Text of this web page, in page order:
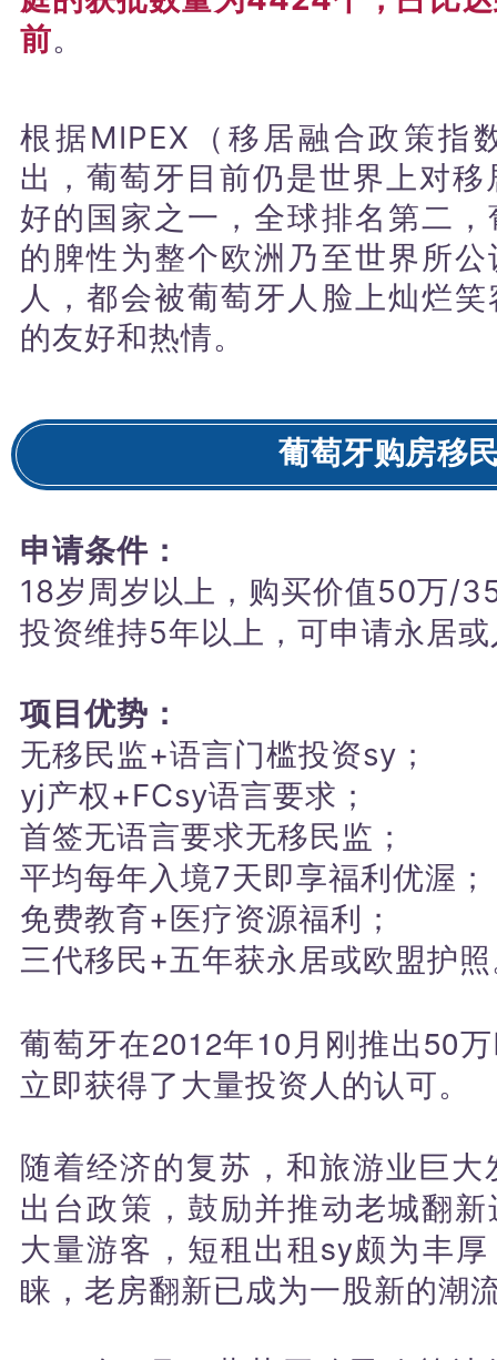
前。
根据MIPEX（移居融合政策指
出，葡萄牙目前仍是世界上对
好的国家之一，全球排名第二
的脾性为整个欧洲乃至世界所
人，都会被葡萄牙人脸上灿烂
的友好和热情。
葡萄牙购房移
申请条件：
18岁周岁以上， 购买价值50万/
投资维持5年以上，可申请永居
项目优势：
无移民监+语言门槛投资sy；
yj产权+FCsy语言要求；
首签无语言要求无移民监；
平均每年入境7天即享福利优渥；
免费教育+医疗资源福利；
三代移民+五年获永居或欧盟护
葡萄牙在2012年10月刚推出50
立即获得了大量投资人的认可。
随着经济的复苏，和旅游业巨
出台政策，鼓励并推动老城翻
大量游客，短租出租sy颇为丰
睐，老房翻新已成为一股新的潮